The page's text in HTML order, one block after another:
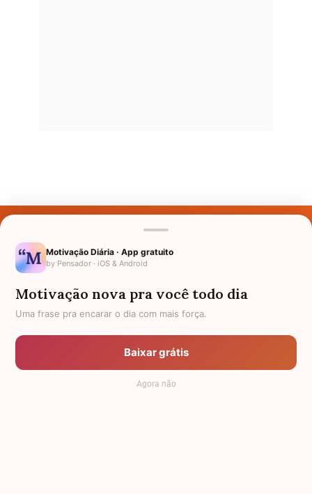
Nomes pelo Mundo
Política de Privacidade
Anuncie
Termos de Uso
Motivação Diária · App gratuito
by Pensador · iOS & Android
Motivação nova pra você todo dia
Uma frase pra encarar o dia com mais força.
Baixar grátis
Agora não